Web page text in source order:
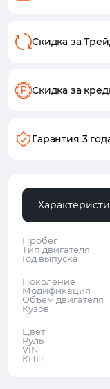
Скидка за
Скидка за
Гарантия 3
Пробег
Тип двигателя
Год выпуска
Поколение
Модификация
Объем двигателя
Кузов
Цвет
Руль
VIN
КПП